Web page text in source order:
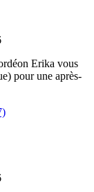
Erika vous
pour une après-